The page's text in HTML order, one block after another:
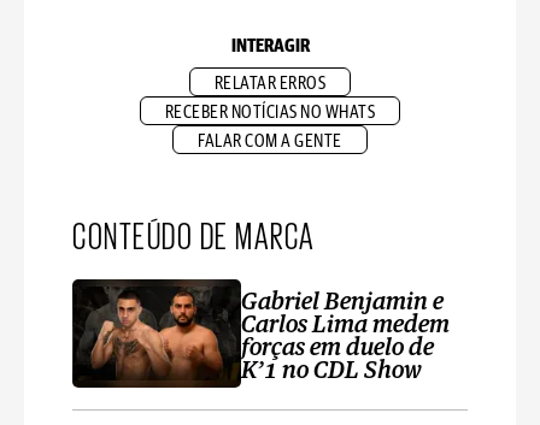
INTERAGIR
RELATAR ERROS
RECEBER NOTÍCIAS NO WHATS
FALAR COM A GENTE
CONTEÚDO DE MARCA
Gabriel Benjamin e
Carlos Lima medem
forças em duelo de
K’1 no CDL Show